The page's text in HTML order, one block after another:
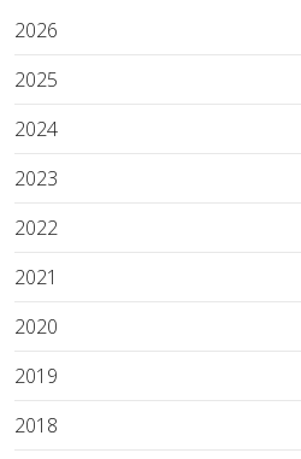
2026
2025
2024
2023
2022
2021
2020
2019
2018